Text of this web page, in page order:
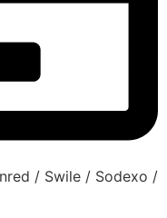
/ Swile / Sodexo /